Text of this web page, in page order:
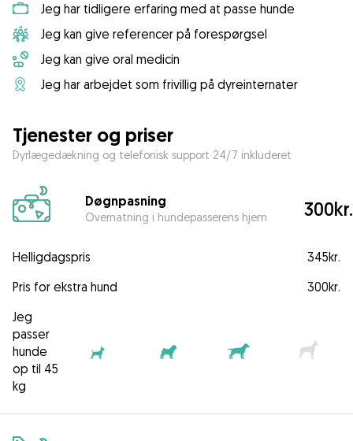
Jeg har tidligere erfaring med at passe hunde
Jeg kan give referencer på forespørgsel
Jeg kan give oral medicin
Jeg har arbejdet som frivillig på dyreinternater
Tjenester og priser
Dyrlægedækning og telefonisk support 24/7 inkluderet
Døgnpasning
Overnatning i hundepasserens hjem 300kr.
Helligdagspris
345kr.
Pris for ekstra hund
300kr.
Jeg
passer
hunde
op til 45
kg